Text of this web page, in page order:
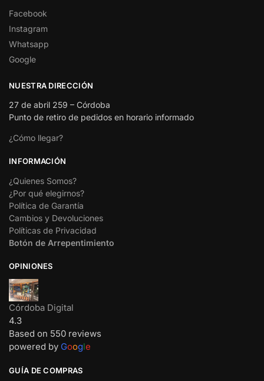
Facebook
Instagram
Whatsapp
Google
NUESTRA DIRECCIÓN
27 de abril 259 – Córdoba
Punto de retiro de pedidos en horario informado
¿Cómo llegar?
INFORMACIÓN
¿Quienes Somos?
¿Por qué elegirnos?
Política de Garantía
Cambios y Devoluciones
Políticas de Privacidad
Botón de Arrepentimiento
OPINIONES
Córdoba Digital
4.3
Based on 550 reviews
powered by Google
GUÍA DE COMPRAS